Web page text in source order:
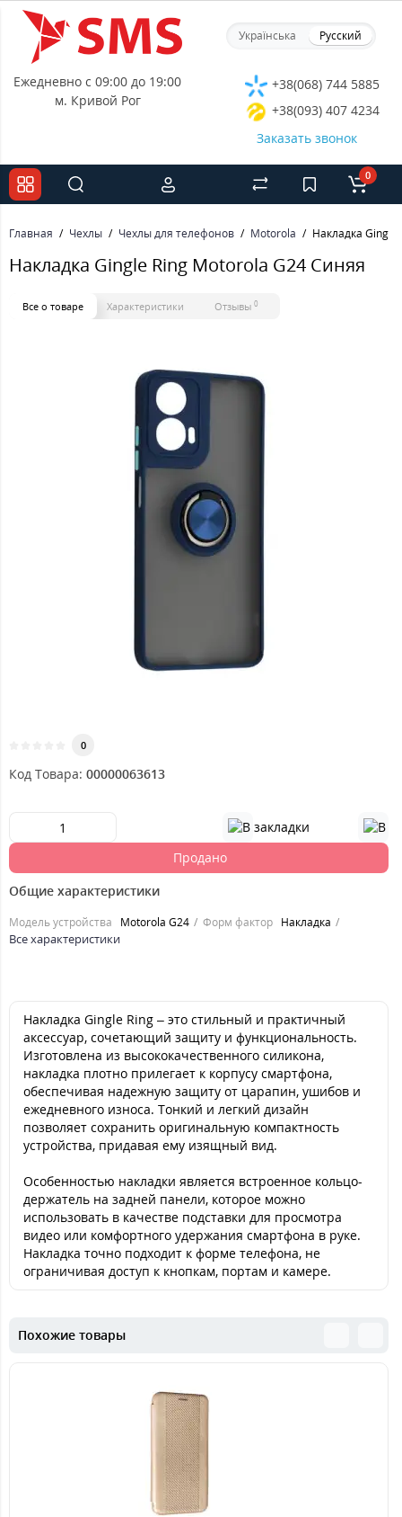
Українська Русский
Ежедневно с 09:00 до 19:00
м. Кривой Рог
+38(068) 744 5885
+38(093) 407 4234
Заказать звонок
0
Главная Чехлы Чехлы для телефонов Motorola Накладка
Накладка Gingle Ring Motorola G24 Синяя
Все о товаре Характеристики Отзывы 0
0
Код Товара: 00000063613
Продано
Общие характеристики
Модель устройства Motorola G24 Форм фактор Накладка
Все характеристики
Накладка Gingle Ring – это стильный и практичный
аксессуар, сочетающий защиту и функциональность.
Изготовлена из высококачественного силикона,
накладка плотно прилегает к корпусу смартфона,
обеспечивая надежную защиту от царапин, ушибов и
ежедневного износа. Тонкий и легкий дизайн
позволяет сохранить оригинальную компактность
устройства, придавая ему изящный вид.
Особенностью накладки является встроенное кольцо-
держатель на задней панели, которое можно
использовать в качестве подставки для просмотра
видео или комфортного удержания смартфона в руке.
Накладка точно подходит к форме телефона, не
ограничивая доступ к кнопкам, портам и камере.
Похожие товары